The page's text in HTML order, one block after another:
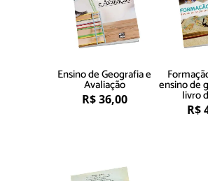
Ensino de Geografia e
Avaliação
R$36,00
ensino de
livro
R$